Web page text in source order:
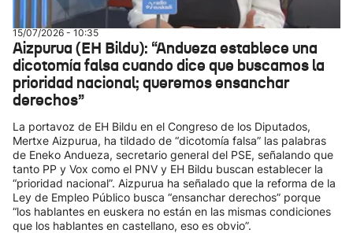
15/07/2026 - 10:35
Aizpurua (EH Bildu): “Andueza establece una
dicotomía falsa cuando dice que buscamos la
prioridad nacional; queremos ensanchar
derechos”
La portavoz de EH Bildu en el Congreso de los Diputados,
Mertxe Aizpurua, ha tildado de “dicotomía falsa” las palabras
de Eneko Andueza, secretario general del PSE, señalando que
tanto PP y Vox como el PNV y EH Bildu buscan establecer la
“prioridad nacional”. Aizpurua ha señalado que la reforma de la
Ley de Empleo Público busca “ensanchar derechos” porque
“los hablantes en euskera no están en las mismas condiciones
que los hablantes en castellano, eso es obvio”.